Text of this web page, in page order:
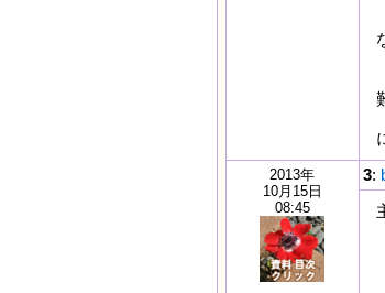
2013年
10月15日
08:45
3: